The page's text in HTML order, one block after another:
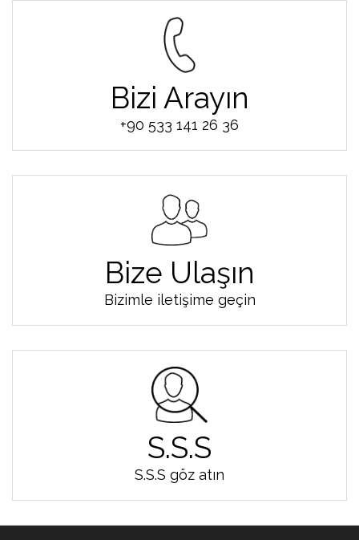
Bizi Arayın
+90 533 141 26 36
Bize Ulaşın
Bizimle iletişime geçin
S.S.S
S.S.S göz atın